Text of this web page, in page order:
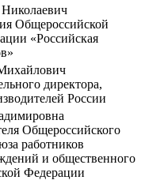
Общероссийской
«Российская
директора,
России
Общероссийского
работников
и общественного
Федерации